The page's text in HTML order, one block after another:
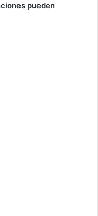
pueden